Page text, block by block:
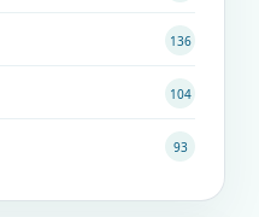
136
104
93